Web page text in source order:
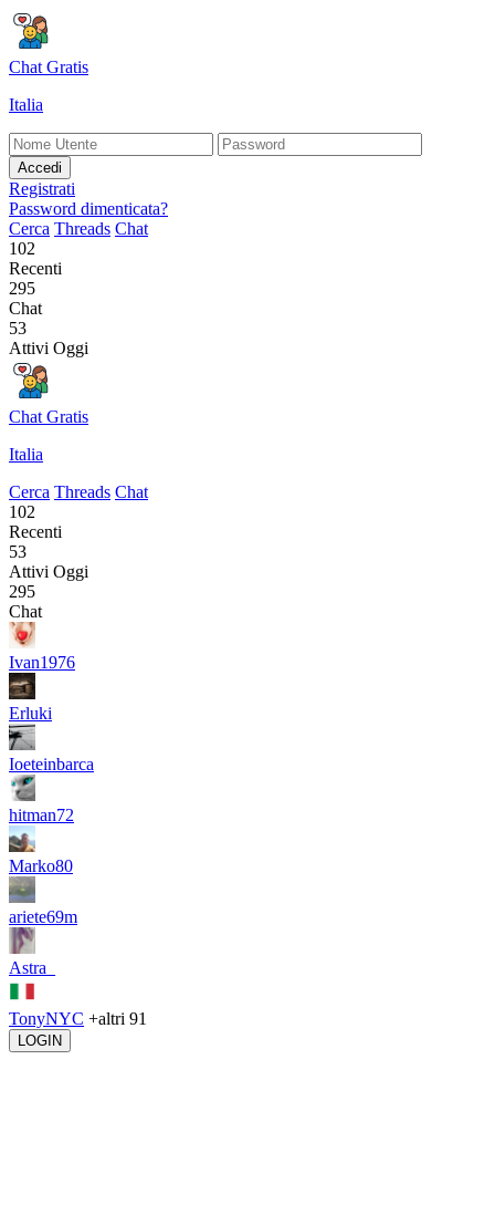
Chat Gratis
Italia
Accedi
Registrati
Password dimenticata?
Cerca Threads Chat
102
Recenti
295
Chat
53
Attivi Oggi
Chat Gratis
Italia
Cerca Threads Chat
102
Recenti
53
Attivi Oggi
295
Chat
Ivan1976
Erluki
Ioeteinbarca
hitman72
Marko80
ariete69m
Astra_
TonyNYC +altri 91
LOGIN